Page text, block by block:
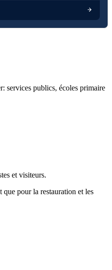
services publics, écoles primaire
et visiteurs.
que pour la restauration et les